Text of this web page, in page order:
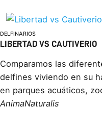
DELFINARIOS
LIBERTAD VS CAUTIVERIO
Comparamos las
delfines viviendo en su
en parques acuáticos,
AnimaNaturalis